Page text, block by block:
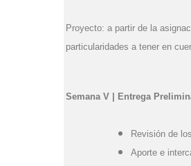
Proyecto: a partir de la
particularidades a tener en
Semana V | Entrega
Revisión de
Aporte e